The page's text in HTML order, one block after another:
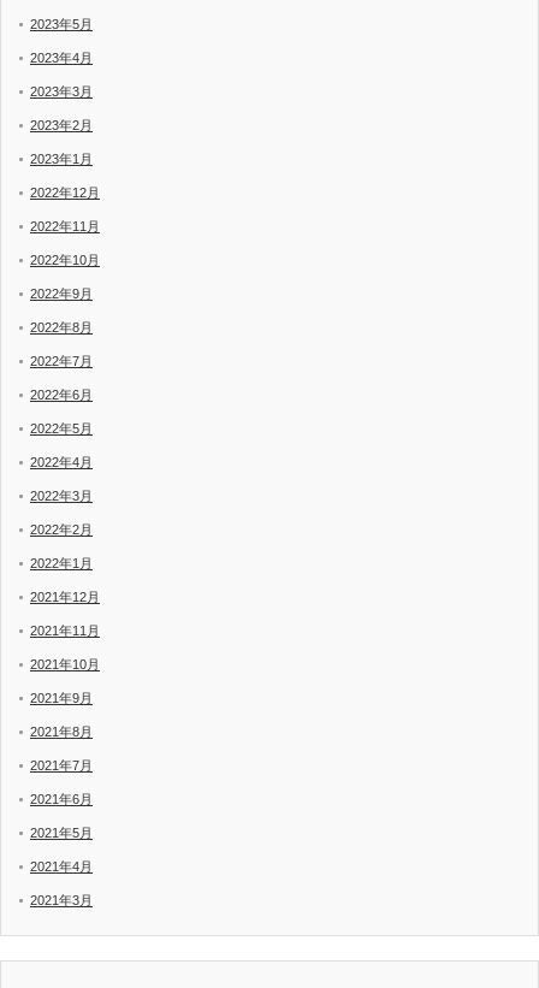
2023年5月
2023年4月
2023年3月
2023年2月
2023年1月
2022年12月
2022年11月
2022年10月
2022年9月
2022年8月
2022年7月
2022年6月
2022年5月
2022年4月
2022年3月
2022年2月
2022年1月
2021年12月
2021年11月
2021年10月
2021年9月
2021年8月
2021年7月
2021年6月
2021年5月
2021年4月
2021年3月